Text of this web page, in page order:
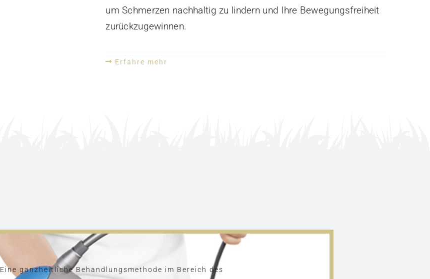
um Schmerzen nachhaltig zu lindern und Ihre Bewegungsfreiheit
zurückzugewinnen.
Erfahre mehr
Eine ganzheitliche Behandlungsmethode im Bereich des